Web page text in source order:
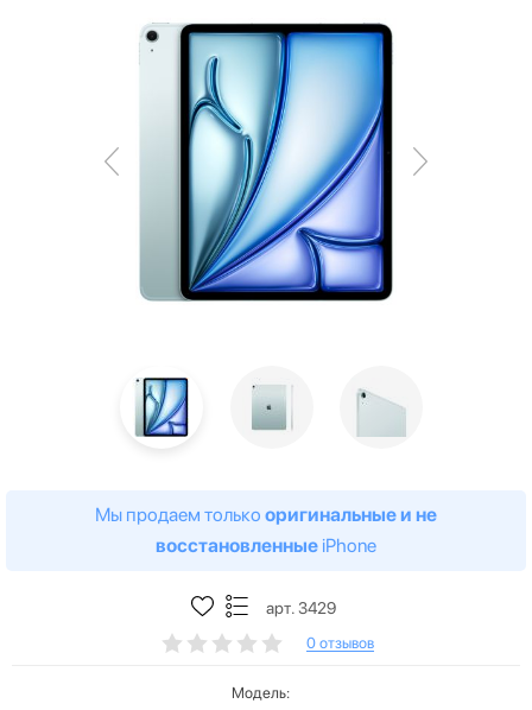
Мы продаем только оригинальные и не
восстановленные iPhone
арт. 3429
0 отзывов
Модель: